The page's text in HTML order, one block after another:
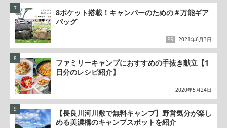
8ポケット搭載！キャンパーのための＃万能ギア
バッグ
2021年6月3日
PR
ファミリーキャンプにおすすめの手抜き献立【1
日分のレシピ紹介】
2020年5月24日
【長良川河川敷で無料キャンプ】野営気分が楽し
める美濃橋のキャンプスポットを紹介